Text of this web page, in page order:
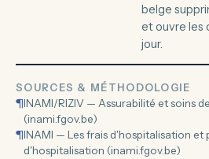
belge
et ouvre les
jour.
SOURCES & MÉTHODOLOGIE
¶INAMI/RIZIV — Assurabilité et soins
(inami.fgov.be)
¶INAMI — Les frais d'hospitalisation et
d'hospitalisation (inami.fgov.be)